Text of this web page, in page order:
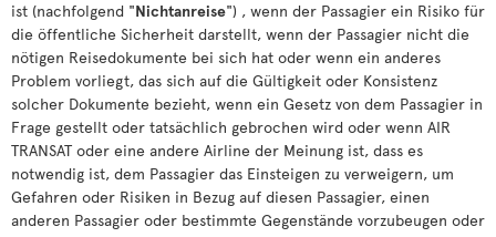
ist (nachfolgend "Nichtanreise") , wenn der Passagier ein Risiko für
die öffentliche Sicherheit darstellt, wenn der Passagier nicht die
nötigen Reisedokumente bei sich hat oder wenn ein anderes
Problem vorliegt, das sich auf die Gültigkeit oder Konsistenz
solcher Dokumente bezieht, wenn ein Gesetz von dem Passagier in
Frage gestellt oder tatsächlich gebrochen wird oder wenn AIR
TRANSAT oder eine andere Airline der Meinung ist, dass es
notwendig ist, dem Passagier das Einsteigen zu verweigern, um
Gefahren oder Risiken in Bezug auf diesen Passagier, einen
anderen Passagier oder bestimmte Gegenstände vorzubeugen oder